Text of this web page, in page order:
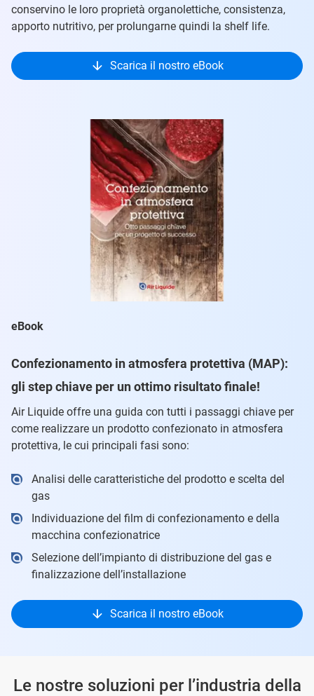
conservino le loro proprietà organolettiche, consistenza,
apporto nutritivo, per prolungarne quindi la shelf life.
Scarica il nostro eBook
eBook
Confezionamento in atmosfera protettiva (MAP):
gli step chiave per un ottimo risultato finale!
Air Liquide offre una guida con tutti i passaggi chiave per
come realizzare un prodotto confezionato in atmosfera
protettiva, le cui principali fasi sono:
Analisi delle caratteristiche del prodotto e scelta del
gas
Individuazione del film di confezionamento e della
macchina confezionatrice
Selezione dell’impianto di distribuzione del gas e
finalizzazione dell’installazione
Scarica il nostro eBook
Le nostre soluzioni per l’industria della